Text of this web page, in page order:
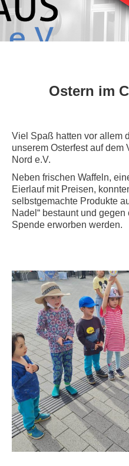
Ostern im
Viel Spaß hatten vor allem
unserem Osterfest auf dem
Nord e.V.
Neben frischen Waffeln,
Eierlauf mit Preisen,
selbstgemachte Produkte
Nadel“ bestaunt und
Spende erworben werden.